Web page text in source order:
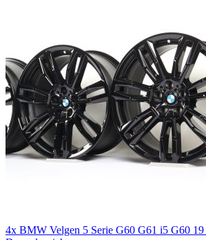
4x BMW Velgen 5 Serie G60 G61 i5 G60